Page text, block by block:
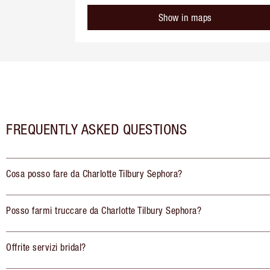
Show in maps
FREQUENTLY ASKED QUESTIONS
Cosa posso fare da Charlotte Tilbury Sephora?
Posso farmi truccare da Charlotte Tilbury Sephora?
Offrite servizi bridal?